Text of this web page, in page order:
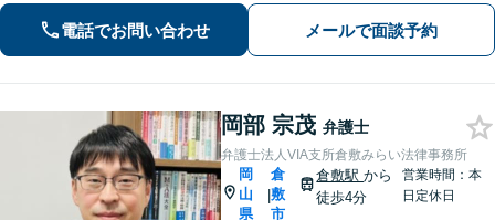
い。
電話でお問い合わせ メールで面談予約
岡部 宗茂 弁護士
弁護士法人VIA支所倉敷みらい法律事務所
岡
山
県
|
倉
敷
市
倉敷駅から
徒歩4分
営業時間：本
日定休日